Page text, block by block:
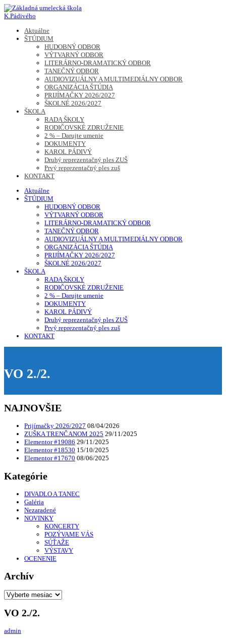
Skip
to
Základná umelecká škola K.Pádivého
Aktuálne
ŠTÚDIUM
HUDOBNÝ ODBOR
VÝTVARNÝ ODBOR
LITERÁRNO-DRAMATICKÝ ODBOR
TANEČNÝ ODBOR
AUDIOVIZUÁLNY A MULTIMEDIÁLNY ODBOR
ORGANIZÁCIA ŠTÚDIA
PRIJÍMAČKY 2026/2027
ŠKOLNÉ 2026/2027
ŠKOLA
RADA ŠKOLY
RODIČOVSKÉ ZDRUŽENIE
2 % – Darujte umenie
DOKUMENTY
KAROL PÁDIVÝ
Druhý reprezentačný ples ZUŠ
Prvý reprezentačný ples zuš
KONTAKT
Aktuálne
ŠTÚDIUM
HUDOBNÝ ODBOR
VÝTVARNÝ ODBOR
LITERÁRNO-DRAMATICKÝ ODBOR
TANEČNÝ ODBOR
AUDIOVIZUÁLNY A MULTIMEDIÁLNY ODBOR
ORGANIZÁCIA ŠTÚDIA
PRIJÍMAČKY 2026/2027
ŠKOLNÉ 2026/2027
ŠKOLA
RADA ŠKOLY
RODIČOVSKÉ ZDRUŽENIE
2 % – Darujte umenie
DOKUMENTY
KAROL PÁDIVÝ
Druhý reprezentačný ples ZUŠ
Prvý reprezentačný ples zuš
KONTAKT
VO 2./2.
NAJNOVŠIE
Prijímačky 2026/2027 08/04/2026
ZUŠKA TRENČANOM 2025 29/11/2025
Elementor #19086 29/11/2025
Elementor #18530 15/10/2025
Elementor #17670 08/06/2025
Kategórie
DIVADLO A TANEC
Galéria
Nezaradené
NOVINKY
KONCERTY
POZÝVAME VÁS
SÚŤAŽE
VÝSTAVY
OCENENIE
Archív
Archív
VO 2./2.
admin